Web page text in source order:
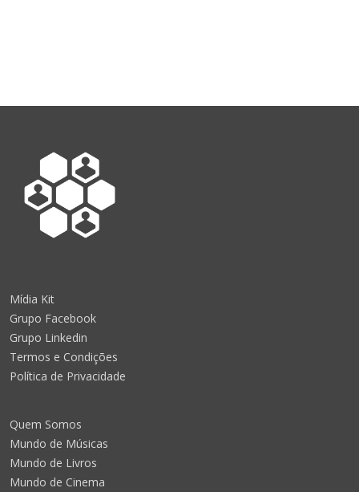
Mídia Kit
Grupo Facebook
Grupo Linkedin
Termos e Condições
Política de Privacidade
Quem Somos
Mundo de Músicas
Mundo de Livros
Mundo de Cinema